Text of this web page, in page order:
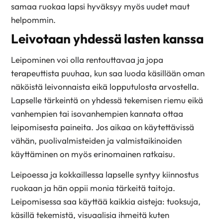
samaa ruokaa lapsi hyväksyy myös uudet maut
helpommin.
Leivotaan yhdessä lasten kanssa
Leipominen voi olla rentouttavaa ja jopa
terapeuttista puuhaa, kun saa luoda käsillään oman
näköistä leivonnaista eikä lopputulosta arvostella.
Lapselle tärkeintä on yhdessä tekemisen riemu eikä
vanhempien tai isovanhempien kannata ottaa
leipomisesta paineita. Jos aikaa on käytettävissä
vähän, puolivalmisteiden ja valmistaikinoiden
käyttäminen on myös erinomainen ratkaisu.
Leipoessa ja kokkaillessa lapselle syntyy kiinnostus
ruokaan ja hän oppii monia tärkeitä taitoja.
Leipomisessa saa käyttää kaikkia aisteja: tuoksuja,
käsillä tekemistä, visuaalisia ihmeitä kuten